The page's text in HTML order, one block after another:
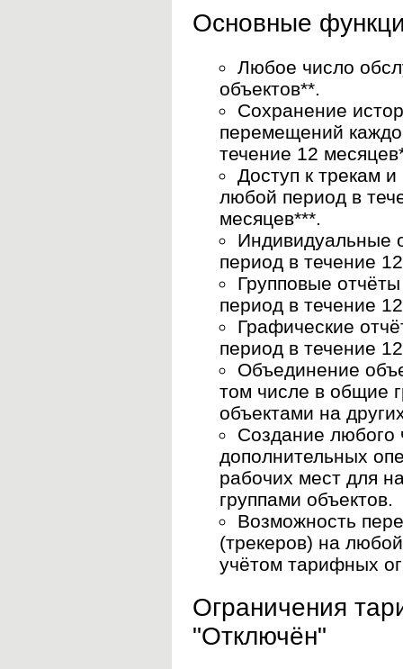
Основные
Любое число
объектов**.
Coхранение
перемещений
течение 12
Доступ к трекам
любой период в
месяцев***.
Индивидуальные
период в течение
Групповые
период в течение
Графические
период в течение
Объединение
том числе в общие
объектами на
Создание любого
дополнительных
рабочих мест для
группами объектов.
Возможность
(трекеров) на
учётом тарифных
Ограничения
"Отключён"